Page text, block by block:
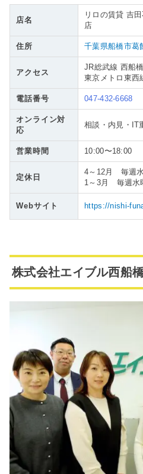
店名
リロの賃貸 吉
店
住所 千葉県船橋市葛
アクセス
JR総武線 西船
東京メトロ東西
電話番号 047-432-6668
オンライン対
応
相談・内見・IT
営業時間 10:00〜18:00
定休日
4～12月 毎週
1～3月 毎週水
Webサイト https://nishi-
株式会社エイブル西船